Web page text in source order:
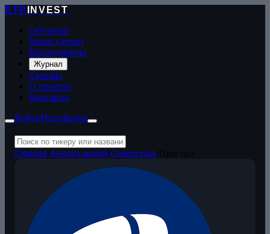
ETP
INVEST
Обучение
Наши сделки
Инструменты
Журнал
Тарифы
О проекте
Контакты
ВойтиПлатформа
Главная Анализ акций Северсталь